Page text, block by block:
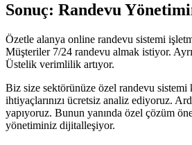
Sonuç: Randevu
Özetle alanya online randevu sistemi
Müşteriler 7/24 randevu almak istiyor.
Üstelik verimlilik artıyor.
Biz size sektörünüze özel randevu
ihtiyaçlarınızı ücretsiz analiz ediyoruz.
yapıyoruz. Bunun yanında özel çözüm
yönetiminiz dijitalleşiyor.